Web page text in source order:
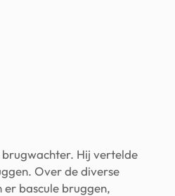
brugwachter. Hij vertelde
Over de diverse
bascule bruggen,